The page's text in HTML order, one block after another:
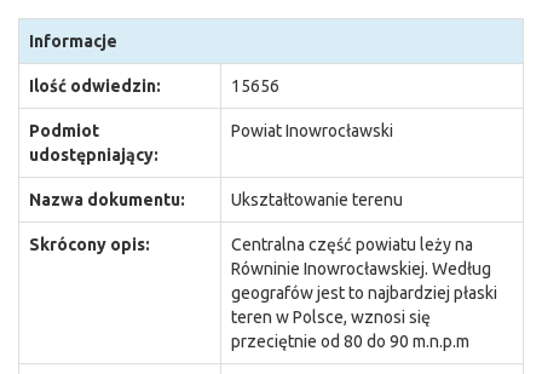
Informacje
Ilość odwiedzin: 15656
Podmiot
udostępniający:
Powiat Inowrocławski
Nazwa dokumentu: Ukształtowanie terenu
Skrócony opis:
Centralna część powiatu leży na
Równinie Inowrocławskiej. Według
geografów jest to najbardziej płaski
teren w Polsce, wznosi się
przeciętnie od 80 do 90 m.n.p.m